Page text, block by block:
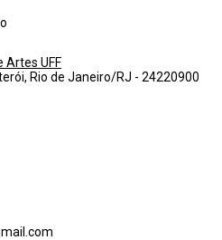
Artes UFF
Rio de Janeiro/RJ - 24220900